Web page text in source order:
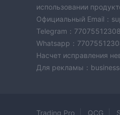
использовании
Официальный Email：
Telegram：77075512308
Whatsapp：
Насчет исправления
Для рекламы：
Trading Pro QCG